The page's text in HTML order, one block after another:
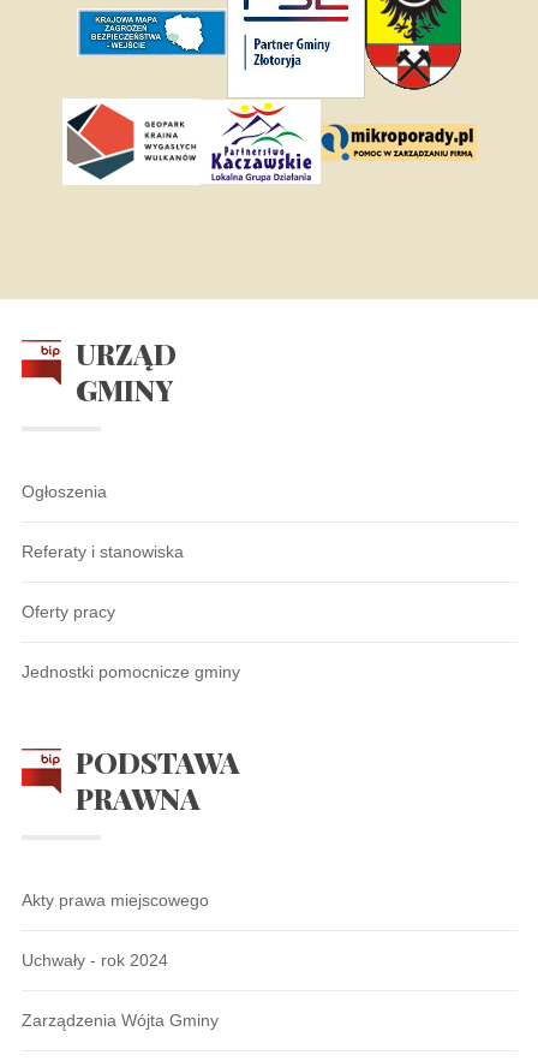
URZĄD
GMINY
Ogłoszenia
Referaty i stanowiska
Oferty pracy
Jednostki pomocnicze gminy
PODSTAWA
PRAWNA
Akty prawa miejscowego
Uchwały - rok 2024
Zarządzenia Wójta Gminy